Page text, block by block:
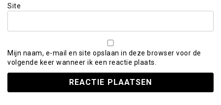
Site
Mijn naam, e-mail en site opslaan in deze browser voor de
volgende keer wanneer ik een reactie plaats.